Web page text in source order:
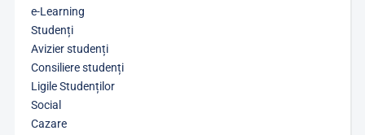
e-Learning
Studenți
Avizier studenți
Consiliere studenți
Ligile Studenților
Social
Cazare